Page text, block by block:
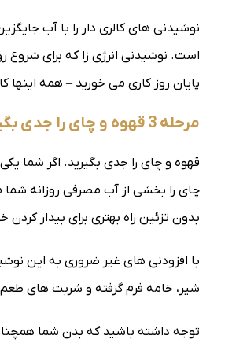
نوشیدنی های کالری دار را با آب
است. نوشیدنی انرژی زا که برای شروع
پایان روز کاری می خورید – همه
مرحله 3 قهوه و چای را جدی بگیرید
قهوه و چای را جدی بگیرید. اگر شما
چای را بخشی از آب مصرفی روزانه شما
بدون تزئین راه بهتری برای بیدار
با افزودنی های غیر ضروری به این
شیر، خامه فرم گرفته و شربت های طعم دهنده
توجه داشته باشید که بدن شما همچنان